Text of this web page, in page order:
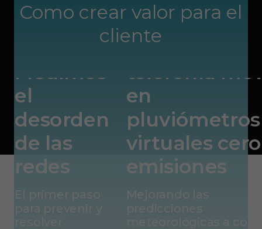
Como crear valor para el
cliente
Medimos
el
desorden
de las
redes
El primer paso
para prevenir y
la red de
telefonía
en
pluviómetros
virtuales cero
emisiones
Mejorando las
predicciones